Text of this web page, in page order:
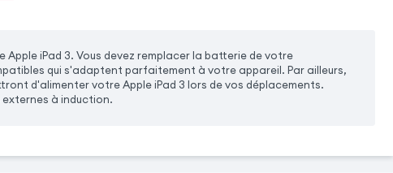
iPad 3. Vous devez remplacer la batterie de votre
qui s'adaptent parfaitement à votre appareil. Par ailleurs,
d'alimenter votre Apple iPad 3 lors de vos déplacements.
externes à induction.